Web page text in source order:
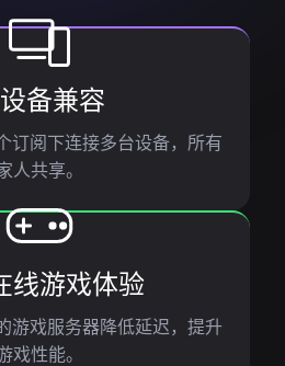
备兼容
订阅下连接多台设备，所有
人共享。
线游戏体验
游戏服务器降低延迟，提升
戏性能。